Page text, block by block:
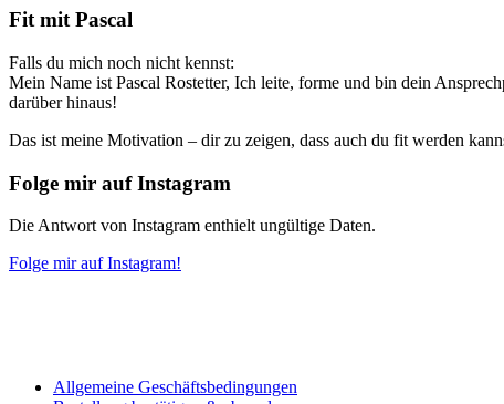
Fit mit Pascal
Falls du mich noch nicht kennst:
Mein Name ist Pascal Rostetter, Ich leite, forme und bin dein
darüber hinaus!
Das ist meine Motivation – dir zu zeigen, dass auch du fit werden
Folge mir auf Instagram
Die Antwort von Instagram enthielt ungültige Daten.
Folge mir auf Instagram!
Allgemeine Geschäftsbedingungen